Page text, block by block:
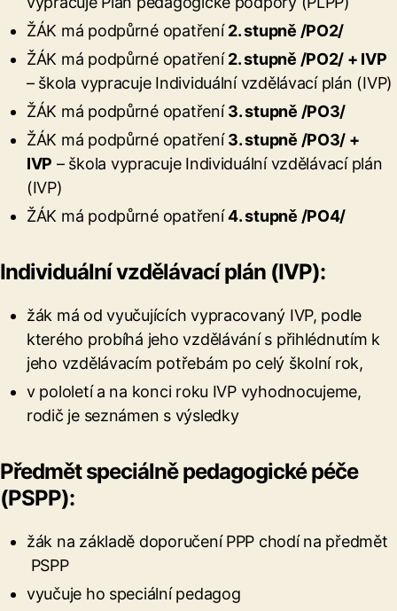
ŽÁK má podpůrné opatření2. stupně /PO2/
ŽÁK má podpůrné opatření2. stupně /PO2/ + IVP
– škola vypracuje Individuální vzdělávací plán (IVP)
ŽÁK má podpůrné opatření3. stupně /PO3/
ŽÁK má podpůrné opatření3. stupně /PO3/ +
IVP – škola vypracuje Individuální vzdělávací plán
(IVP)
ŽÁK má podpůrné opatření4. stupně /PO4/
Individuální vzdělávací plán (IVP):
žák má od vyučujících vypracovaný IVP, podle
kterého probíhá jeho vzdělávání s přihlédnutím k
jeho vzdělávacím potřebám po celý školní rok,
v pololetí a na konci roku IVP vyhodnocujeme,
rodič je seznámen s výsledky
Předmět speciálně pedagogické péče
(PSPP):
žák na základě doporučení PPP chodí na předmět
PSPP
vyučuje ho speciální pedagog